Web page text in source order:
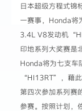
日本超级方程式锦
一赛事，Honda将
3.4L V8发动机
印地系列大奖赛是
Honda将为七支车
“HI13RT”，藉此
第四次参加系列
参赛。按照计划，